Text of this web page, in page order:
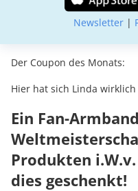
Newsletter|
Der Coupon des Monats:
Hier hat sich Linda
Ein Fan-
Produkten
dies geschenkt!